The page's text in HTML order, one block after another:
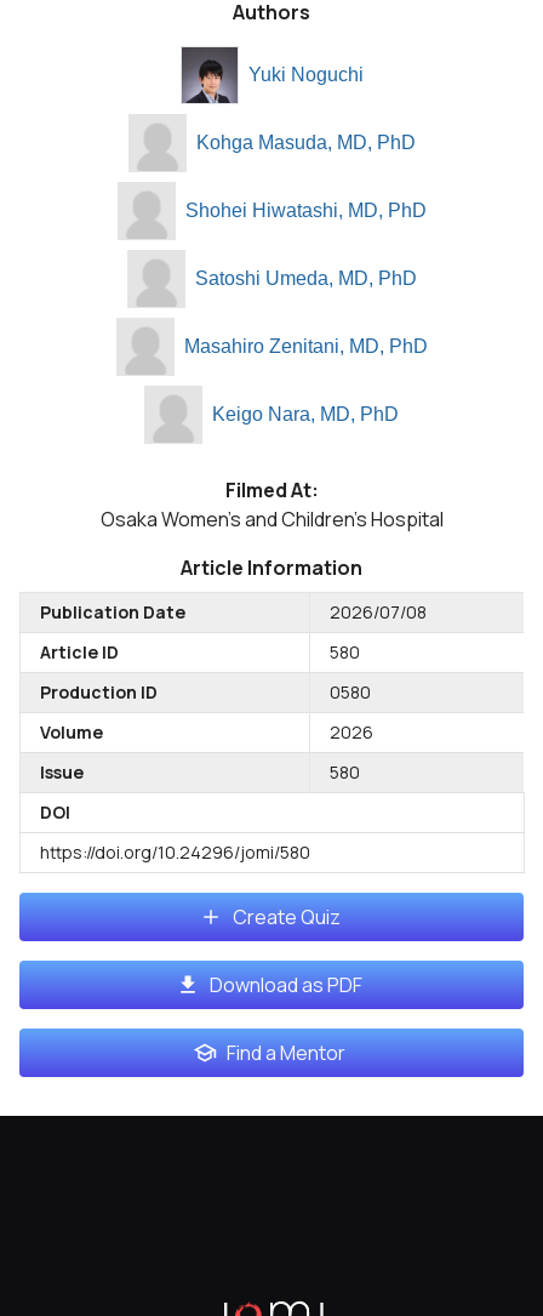
Authors
Yuki Noguchi
Kohga Masuda, MD, PhD
Shohei Hiwatashi, MD, PhD
Satoshi Umeda, MD, PhD
Masahiro Zenitani, MD, PhD
Keigo Nara, MD, PhD
Filmed At:
Osaka Women's and Children's Hospital
Article Information
Publication Date
2026/07/08
Article ID
580
Production ID
0580
Volume
2026
Issue
580
DOI
https://doi.org/10.24296/jomi/580
Create Quiz
Download as PDF
Find a Mentor